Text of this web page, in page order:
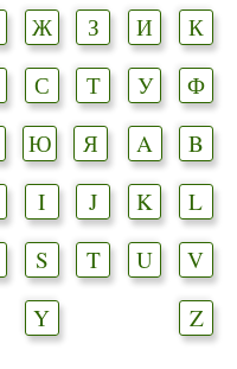
Ж З И
К
С Т У
Ф
Ю Я A
B
I J K
L
S T U
V
Y Z